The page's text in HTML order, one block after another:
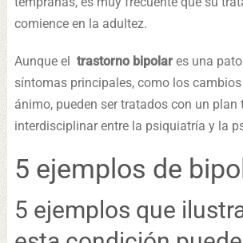
comience en la adultez.
Aunque el trastorno bipolares una
síntomas principales, como los
ánimo, pueden ser tratados con un plan
interdisciplinar entre la psiquiatría y la
5 ejemplos de
5 ejemplos que